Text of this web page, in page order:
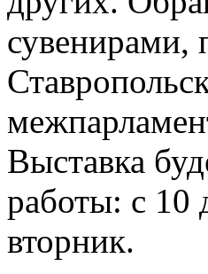
сувенирами,
Выставка
работы: с 10
вторник.